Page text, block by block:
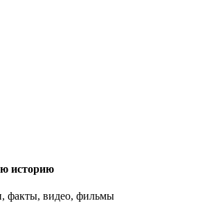
историю
факты, видео, фильмы